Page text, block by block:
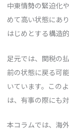
中東情勢の緊迫化
めて高い状態にあ
はじめとする構造
足元では、関税の
前の状態に戻る可
いています。この
は、有事の際にも
本コラムでは、海